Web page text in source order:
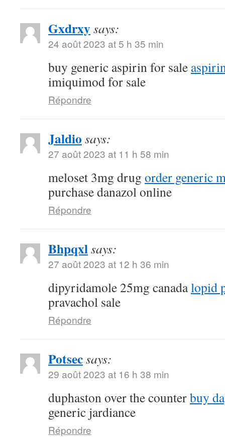
Gxdrxysays:
24 août 2023 at 5 h 35 min
buy generic aspirin for sale
imiquimod for sale
Répondre
Jaldio says:
27 août 2023 at 11 h 58 min
meloset 3mg drug order generic
purchase danazol online
Répondre
Bhpqxlsays:
27 août 2023 at 12 h 36 min
dipyridamole 25mg canadalopid
pravachol sale
Répondre
Potsecsays:
29 août 2023 at 16 h 38 min
duphaston over the counterbuy
generic jardiance
Répondre